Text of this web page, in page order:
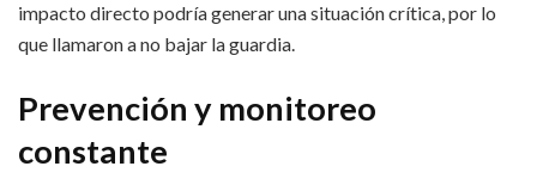
impacto directo podría generar una situación crítica, por lo
que llamaron a no bajar la guardia.
Prevención y monitoreo
constante